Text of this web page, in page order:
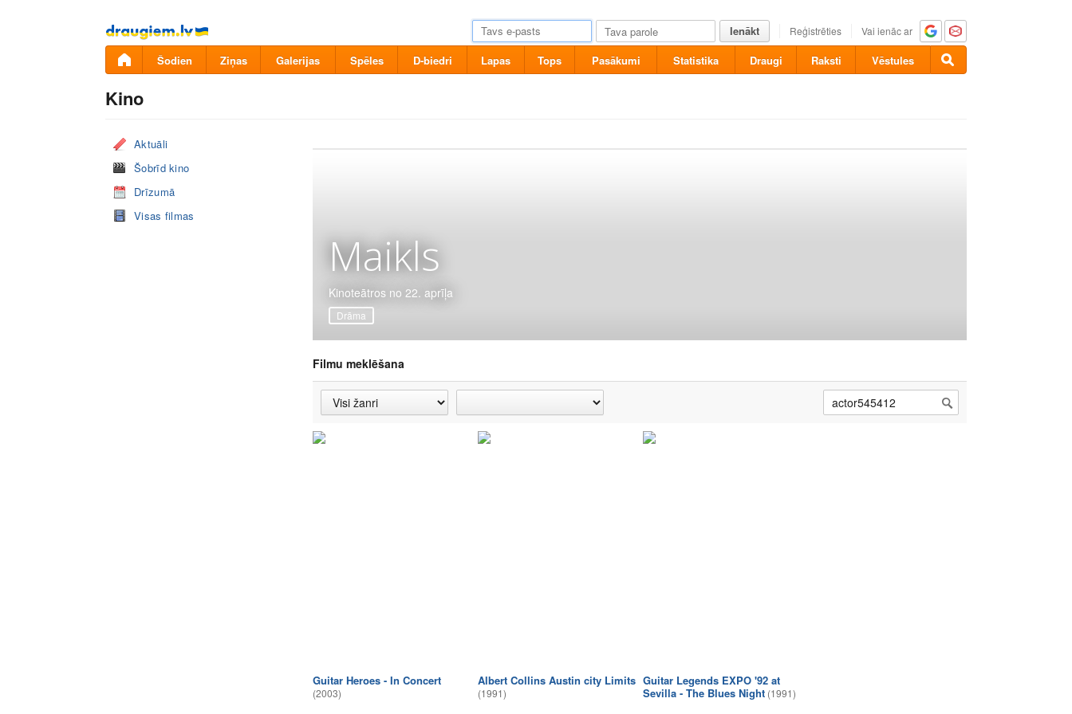
Pāriet
uz
saturu
Ienākt Reģistrēties Vai ienāc ar
Šodien Ziņas Galerijas Spēles D-biedri Lapas Tops Pasākumi Statistika Draugi Raksti Vēstules
Kino
Aktuāli
Šobrīd kino
Drīzumā
Visas filmas
Maikls
Kinoteātros no 22. aprīļa
Drāma
Filmu meklēšana
Guitar Heroes - In Concert
(2003)
Albert Collins Austin city Limits
(1991)
Guitar Legends EXPO '92 at
Sevilla - The Blues Night (1991)